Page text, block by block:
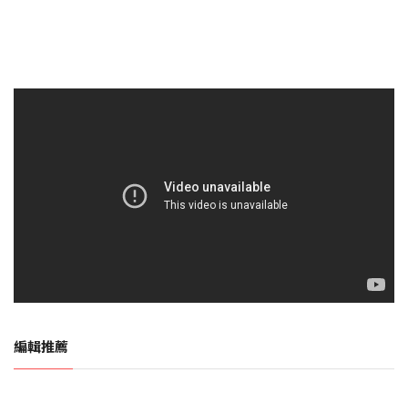
編輯推薦